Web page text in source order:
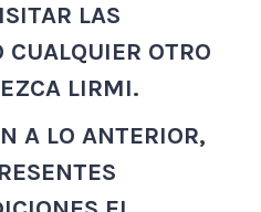
LAS
OTRO
LIRMI.
A LO ANTERIOR,